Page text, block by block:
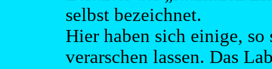
selbst bezeichnet.
Hier haben sich einige, so
verarschen lassen. Das